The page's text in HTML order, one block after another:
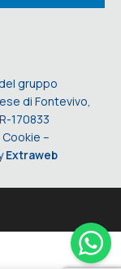
gruppo
di Fontevivo,
170833
–
Extraweb